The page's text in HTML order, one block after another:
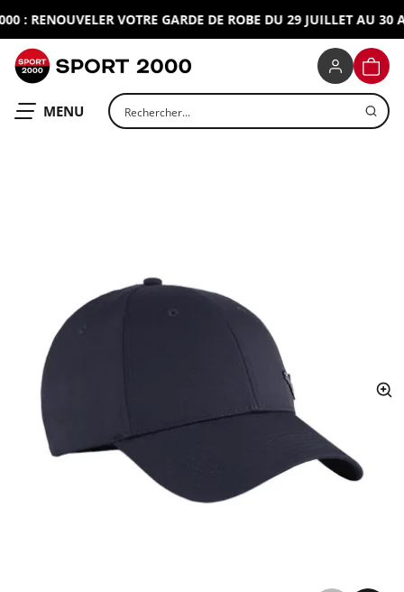
: RENOUVELER VOTRE GARDE DE ROBE DU 29 JUILLET AU 30
OUVRIR LE
MENU Rechercher un produit